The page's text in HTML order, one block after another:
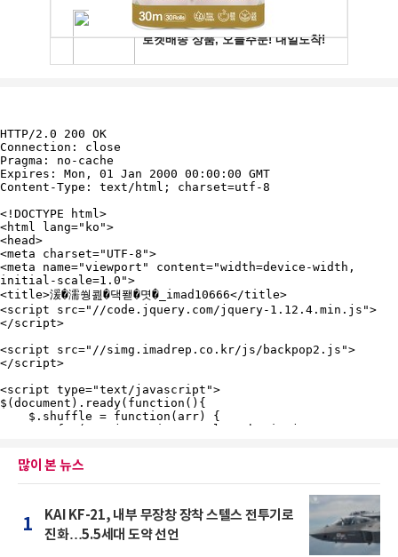
많이 본 뉴스
1
KAI KF-21, 내부 무장창 장착 스텔스 전투기로
진화…5.5세대 도약 선언